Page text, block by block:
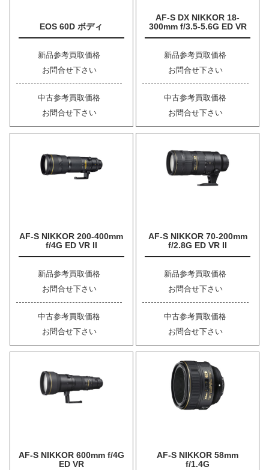
EOS 60D ボディ
新品参考買取価格
お問合せ下さい
中古参考買取価格
お問合せ下さい
AF-S DX NIKKOR 18-
300mm f/3.5-5.6G ED VR
新品参考買取価格
お問合せ下さい
中古参考買取価格
お問合せ下さい
AF-S NIKKOR 200-400mm
f/4G ED VR II
新品参考買取価格
お問合せ下さい
中古参考買取価格
お問合せ下さい
AF-S NIKKOR 70-200mm
f/2.8G ED VR II
新品参考買取価格
お問合せ下さい
中古参考買取価格
お問合せ下さい
AF-S NIKKOR 600mm f/4G
ED VR
AF-S NIKKOR 58mm
f/1.4G